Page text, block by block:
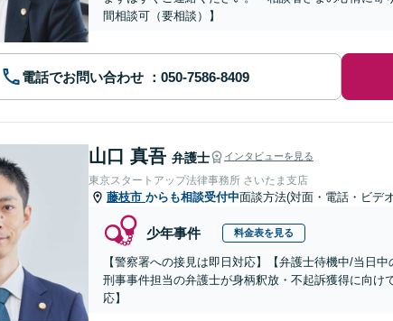
間相談可（要相談）】
電話でお問い合わせ
山口 真吾 弁護士 インタビューを見る
東京スタートアップ法律事務所 さいたま支店
藤枝市 からも相談受付中面談方法(対面・電話・ビデ
少年事件 料金表を見る
【警察署への接見は即日対応】【弁護士待機中/当日
刑事事件担当の弁護士が身柄釈放・不起訴獲得に向
応】